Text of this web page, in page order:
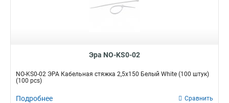
Эра NO-KS0-02
NO-KS0-02 ЭРА Кабельная стяжка 2,5х150 Белый White (100 штук)
(100 pcs)
Подробнее Сравнить